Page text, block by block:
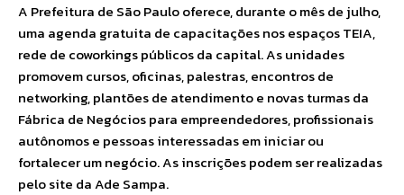
A Prefeitura de São Paulo oferece, durante o mês de julho,
uma agenda gratuita de capacitações nos espaços TEIA,
rede de coworkings públicos da capital. As unidades
promovem cursos, oficinas, palestras, encontros de
networking, plantões de atendimento e novas turmas da
Fábrica de Negócios para empreendedores, profissionais
autônomos e pessoas interessadas em iniciar ou
fortalecer um negócio. As inscrições podem ser realizadas
pelo site da Ade Sampa.